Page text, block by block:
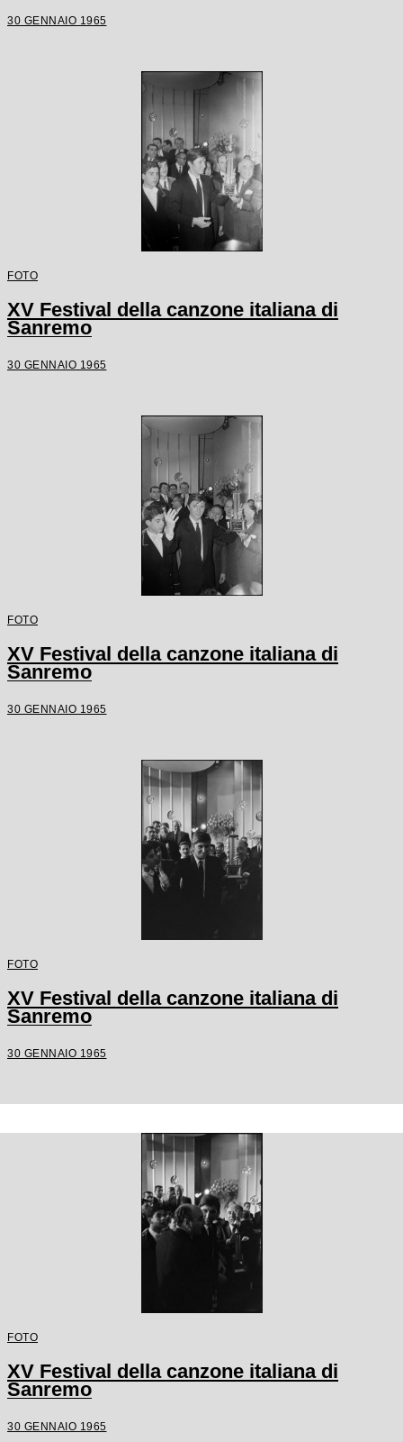
30 GENNAIO 1965
FOTO
XV Festival della canzone italiana di
Sanremo
30 GENNAIO 1965
FOTO
XV Festival della canzone italiana di
Sanremo
30 GENNAIO 1965
FOTO
XV Festival della canzone italiana di
Sanremo
30 GENNAIO 1965
FOTO
XV Festival della canzone italiana di
Sanremo
30 GENNAIO 1965